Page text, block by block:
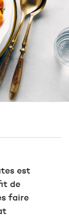
est
de
faire